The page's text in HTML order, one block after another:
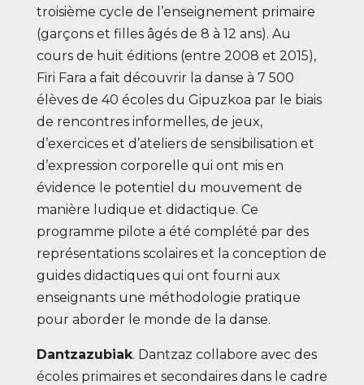
troisième cycle de l’enseignement primaire
(garçons et filles âgés de 8 à 12 ans). Au
cours de huit éditions (entre 2008 et 2015),
Firi Fara a fait découvrir la danse à 7 500
élèves de 40 écoles du Gipuzkoa par le biais
de rencontres informelles, de jeux,
d’exercices et d’ateliers de sensibilisation et
d’expression corporelle qui ont mis en
évidence le potentiel du mouvement de
manière ludique et didactique. Ce
programme pilote a été complété par des
représentations scolaires et la conception de
guides didactiques qui ont fourni aux
enseignants une méthodologie pratique
pour aborder le monde de la danse.
Dantzazubiak. Dantzaz collabore avec des
écoles primaires et secondaires dans le cadre